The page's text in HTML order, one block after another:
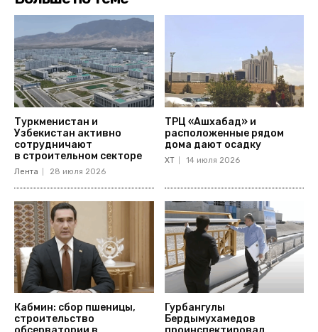
Туркменистан и
Узбекистан активно
сотрудничают
в строительном секторе
Лента 28 июля 2026
ТРЦ «Ашхабад» и
расположенные рядом
дома дают осадку
ХТ 14 июля 2026
Кабмин: сбор пшеницы,
строительство
Гурбангулы
Бердымухамедов